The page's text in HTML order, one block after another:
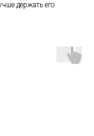
держать его